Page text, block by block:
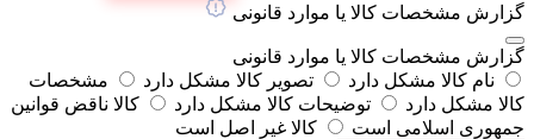
گزارش مشخصات کالا یا موارد قانونی
گزارش مشخصات کالا یا موارد قانونی
نام کالا مشکل دارد
تصویر کالا مشکل دارد
مشخصات
کالا مشکل دارد
توضیحات کالا مشکل دارد
کالا ناقض قوانین
جمهوری اسلامی است
کالا غیر اصل است